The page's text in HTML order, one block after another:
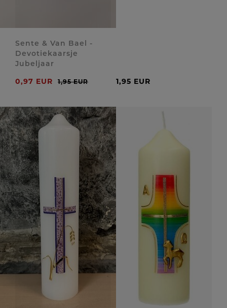
Sente & Van Bael -
Devotiekaarsje
Jubeljaar
0,97 EUR
1,95 EUR 1,95 EUR